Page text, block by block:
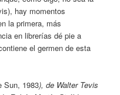
hay momentos
la primera, más
en librerías dé pie a
el germen de esta
Sun, 1983), de Walter Tevis